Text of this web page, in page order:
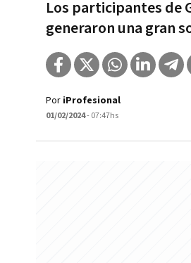
Los participantes de
generaron una gran
Por iProfesional
01/02/2024- 07:47hs